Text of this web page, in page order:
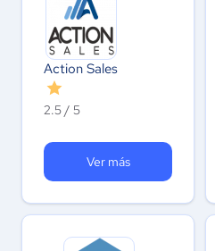
Action Sales
2.5 / 5
Ver más